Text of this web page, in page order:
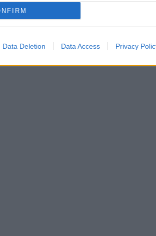
Data Deletion Data Access Privacy